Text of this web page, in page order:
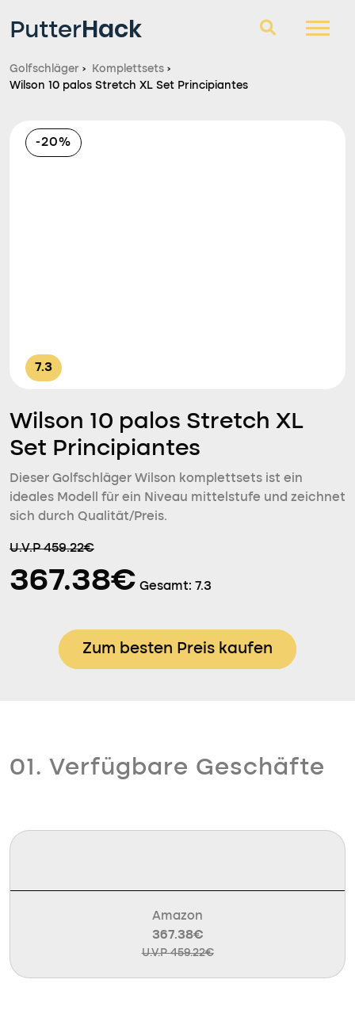
PutterHack
Golfschläger
Fragen und Antworten
Golfschläger › Komplettsets ›
Wilson 10 palos Stretch XL Set Principiantes
-20%
7.3
Wilson 10 palos Stretch XL
Set Principiantes
Dieser Golfschläger Wilson komplettsets ist ein
ideales Modell für ein Niveau mittelstufe und zeichnet
sich durch Qualität/Preis.
U.V.P 459.22€
367.38€ Gesamt: 7.3
Zum besten Preis kaufen
01. Verfügbare Geschäfte
Amazon
367.38€
U.V.P 459.22€